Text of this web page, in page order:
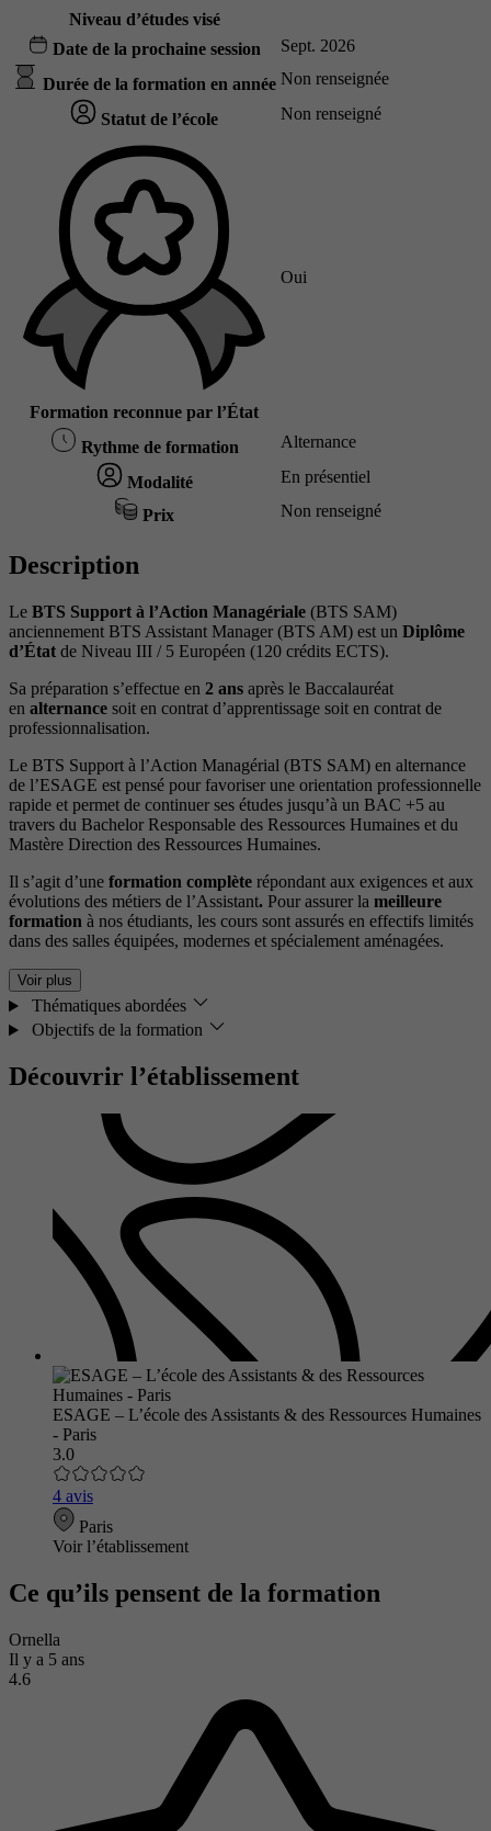
Niveau d’études visé
Date de la prochaine session Sept. 2026
Durée de la formation en année Non renseignée
Statut de l’école Non renseigné
Formation reconnue par l’État
Oui
Rythme de formation Alternance
Modalité En présentiel
Prix Non renseigné
Description
Le BTS Support à l’Action Managériale (BTS SAM)
anciennement BTS Assistant Manager (BTS AM) est un Diplôme
d’État de Niveau III / 5 Européen (120 crédits ECTS).
Sa préparation s’effectue en 2 ans après le Baccalauréat
en alternance soit en contrat d’apprentissage soit en contrat de
professionnalisation.
Le BTS Support à l’Action Managérial (BTS SAM) en alternance
de l’ESAGE est pensé pour favoriser une orientation professionnelle
rapide et permet de continuer ses études jusqu’à un BAC +5 au
travers du Bachelor Responsable des Ressources Humaines et du
Mastère Direction des Ressources Humaines.
Il s’agit d’une formation complète répondant aux exigences et aux
évolutions des métiers de l’Assistant. Pour assurer la meilleure
formation à nos étudiants, les cours sont assurés en effectifs limités
dans des salles équipées, modernes et spécialement aménagées.
Voir plus
Thématiques abordées
Objectifs de la formation
Découvrir l’établissement
ESAGE – L’école des Assistants & des Ressources Humaines
- Paris
3.0
4 avis
Paris
Voir l’établissement
Ce qu’ils pensent de la formation
Ornella
Il y a 5 ans
4.6